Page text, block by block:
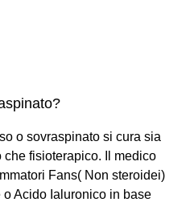
o sovraspinato si cura sia
fisioterapico. Il medico
Fans( Non steroidei)
Acido Ialuronico in base